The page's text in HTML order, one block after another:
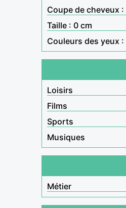
Coupe de cheveux :
Taille : 0 cm
Couleurs des yeux :
Loisirs
Films
Sports
Musiques
Métier